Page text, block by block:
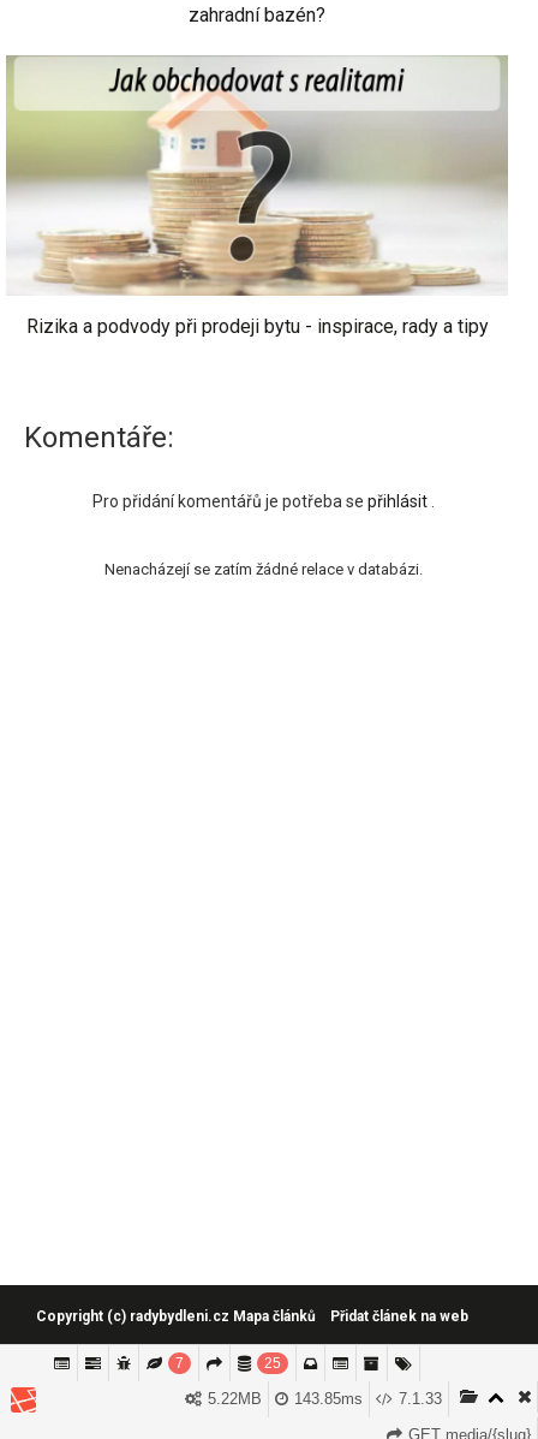
Souhlasím
Tyto stránky používají cookies, které jsou potřebné k fungování
webu a analytice. Setrváním na webu souhlasíte s jejich
zahradní bazén?
Rizika a podvody při prodeji bytu - inspirace, rady a tipy
Komentáře:
Pro přidání komentářů je potřeba se přihlásit
Nenacházejí se zatím žádné relace v databázi.
Copyright (c) radybydleni.cz Mapa článků Přidat článek na web
7 25
7.1.33
143.85ms
5.22MB
GET media/{slug}